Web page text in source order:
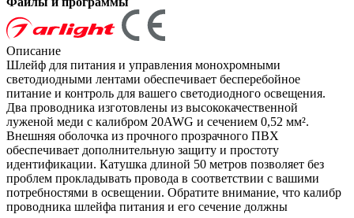
Описание
Шлейф для питания и управления монохромными
светодиодными лентами обеспечивает бесперебойное
питание и контроль для вашего светодиодного освещения.
Два проводника изготовлены из высококачественной
луженой меди с калибром 20AWG и сечением 0,52 мм².
Внешняя оболочка из прочного прозрачного ПВХ
обеспечивает дополнительную защиту и простоту
идентификации. Катушка длиной 50 метров позволяет без
проблем прокладывать провода в соответствии с вашими
потребностями в освещении. Обратите внимание, что калибр
проводника шлейфа питания и его сечение должны